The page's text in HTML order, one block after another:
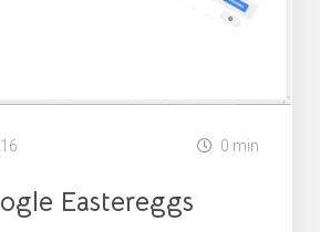
0 min
Eastereggs